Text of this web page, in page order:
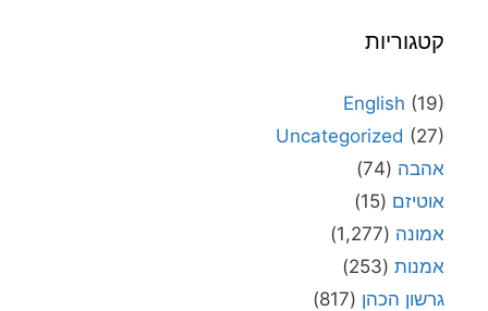
קטגוריות
English (19)
Uncategorized (27)
אהבה (74)
אוטיזם (15)
אמונה (1,277)
אמנות (253)
גרשון הכהן (817)